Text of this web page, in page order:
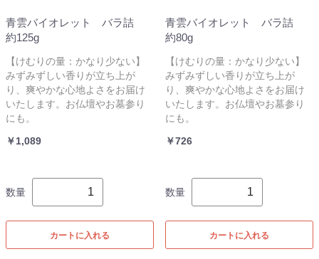
青雲バイオレット バラ詰
約125g
【けむりの量：かなり少ない】
みずみずしい香りが立ち上が
り、爽やかな心地よさをお届け
いたします。お仏壇やお墓参り
にも。
￥1,089
数量
カートに入れる
青雲バイオレット バラ詰
約80g
【けむりの量：かなり少ない】
みずみずしい香りが立ち上が
り、爽やかな心地よさをお届け
いたします。お仏壇やお墓参り
にも。
￥726
数量
カートに入れる